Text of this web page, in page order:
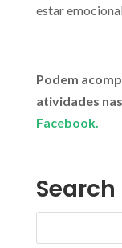
estar
Podem
atividades
Facebook.
Search